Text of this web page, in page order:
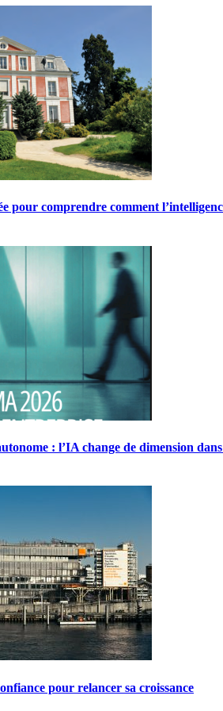
pour comprendre comment
: l’IA change de dimension
pour relancer sa croissance